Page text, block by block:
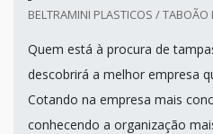
BELTRAMINI PLASTICOS / TABOÃO
Quem está à procura de
descobrirá a melhor empresa
Cotando na empresa mais
conhecendo a organização